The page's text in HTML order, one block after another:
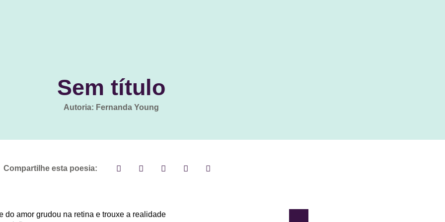
Sem título
Autoria: Fernanda Young
Compartilhe esta poesia:
do amor grudou na retina e trouxe a realidade